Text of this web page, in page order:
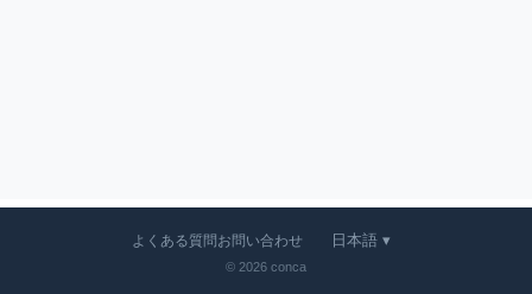
よくある質問お問い合わせ 日本語 ▾
© 2026 conca